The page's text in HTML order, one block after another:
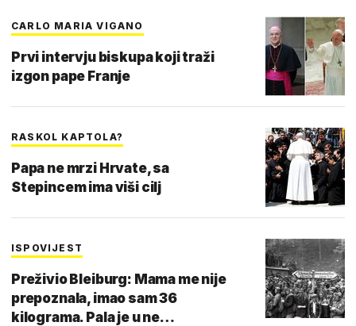
CARLO MARIA VIGANO
Prvi intervju biskupa koji traži
izgon pape Franje
RASKOL KAPTOLA?
Papa ne mrzi Hrvate, sa
Stepincem ima viši cilj
ISPOVIJEST
Preživio Bleiburg: Mama me nije
prepoznala, imao sam 36
kilograma. Pala je u ne…